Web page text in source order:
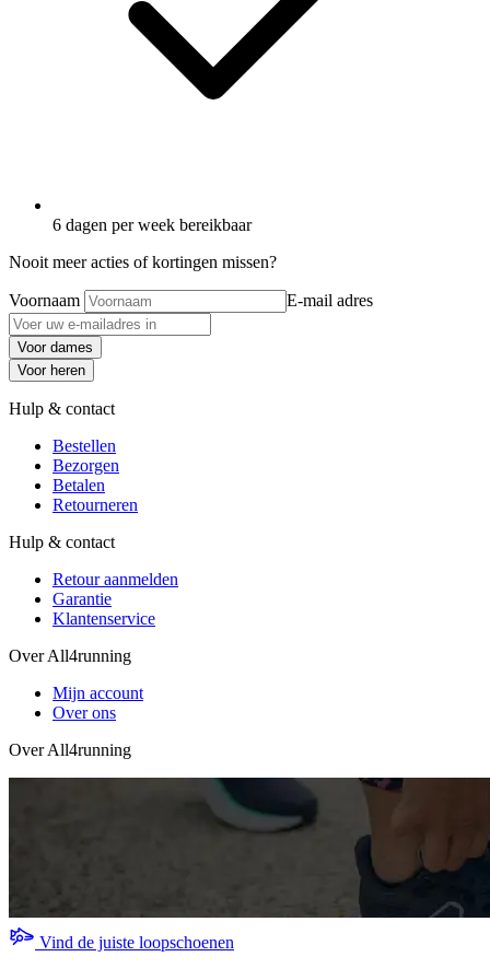
6 dagen per week bereikbaar
Nooit meer acties of kortingen missen?
Voornaam E-mail adres
Voor dames
Voor heren
Hulp & contact
Bestellen
Bezorgen
Betalen
Retourneren
Hulp & contact
Retour aanmelden
Garantie
Klantenservice
Over All4running
Mijn account
Over ons
Over All4running
Vind de juiste loopschoenen